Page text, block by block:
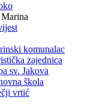
komunalac
zajednica
sv. Jakova
škola
vrtić